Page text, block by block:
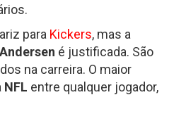
para Kickers, mas a
é justificada. São
na carreira. O maior
NFL entre qualquer jogador,